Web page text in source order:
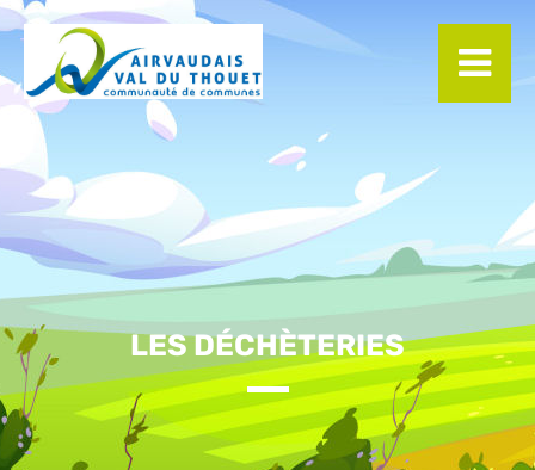
LES DÉCHÈTERIES
Panneau de gestion des cookies